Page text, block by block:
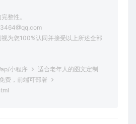
整性。
为您100%认同并接受以上所述全部
小程序
适合老年人的图文定制
费，前端可部署